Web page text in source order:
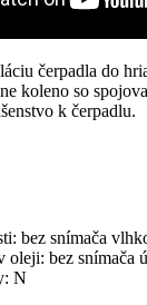
čerpadla do
koleno so
k čerpadlu.
bez snímača
oleji: bez snímača
N